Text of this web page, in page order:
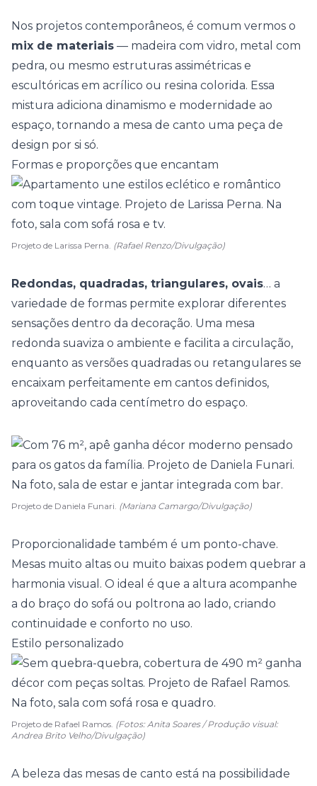
Nos projetos contemporâneos, é comum vermos o
mix de materiais — madeira com vidro, metal com
pedra, ou mesmo estruturas assimétricas e
escultóricas em acrílico ou resina colorida. Essa
mistura adiciona dinamismo e modernidade ao
espaço, tornando a mesa de canto uma peça de
design por si só.
Formas e proporções que encantam
Projeto de Larissa Perna. (Rafael Renzo/Divulgação)
Redondas, quadradas, triangulares, ovais… a
variedade de formas permite explorar diferentes
sensações dentro da decoração. Uma mesa
redonda suaviza o ambiente e facilita a circulação,
enquanto as versões quadradas ou retangulares se
encaixam perfeitamente em cantos definidos,
aproveitando cada centímetro do espaço.
Projeto de Daniela Funari. (Mariana Camargo/Divulgação)
Proporcionalidade também é um ponto-chave.
Mesas muito altas ou muito baixas podem quebrar a
harmonia visual. O ideal é que a altura acompanhe
a do braço do sofá ou poltrona ao lado, criando
continuidade e conforto no uso.
Estilo personalizado
Projeto de Rafael Ramos. (Fotos: Anita Soares / Produção visual:
Andrea Brito Velho/Divulgação)
A beleza das mesas de canto está na possibilidade